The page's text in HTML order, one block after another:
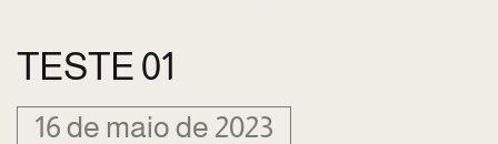
TESTE 01
16 de maio de 2023